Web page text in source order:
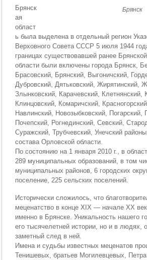
Брянск
Брянск
ая
област
ь была выделена в отдельный регион
Верховного Совета СССР 5 июля 1944
границах существовавшей ранее
области были включены города Брянск,
Брасовский, Брянский, Выгоничский,
Дубровский, Дятьковский, Жирятинский,
Злынковский, Карачевский, Клетнянский,
Клинцовский, Комаричский,
Навлинский, Новозыбковский, Погарский,
Почепский, Рогнединский, Севский,
Суражский, Трубчевский, Унечский
состава Орловской области.
По состоянию на 1 января 2010 г., в
289 муниципальных образований, в том
муниципальных районов, 6 городских
поселение, 225 сельских поселений.
Исторически сложилось, что
меценатство в конце XIX — начале XX
именно в Брянске. Уникальность нашего
его тысячелетней истории, но и в людях,
заметный след в ней.
Имена и судьбы известных меценатов
Тенишевых, братьев Могилевцевых, Петра